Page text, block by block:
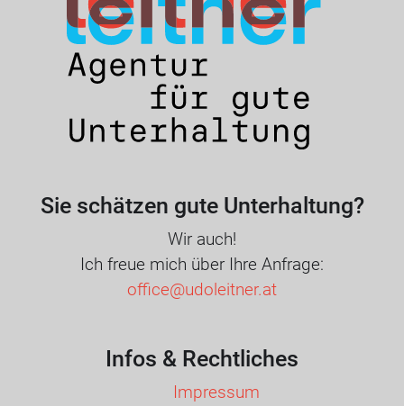
Sie schätzen gute Unterhaltung?
Wir auch!
Ich freue mich über Ihre Anfrage:
office@udoleitner.at
Infos & Rechtliches
Impressum